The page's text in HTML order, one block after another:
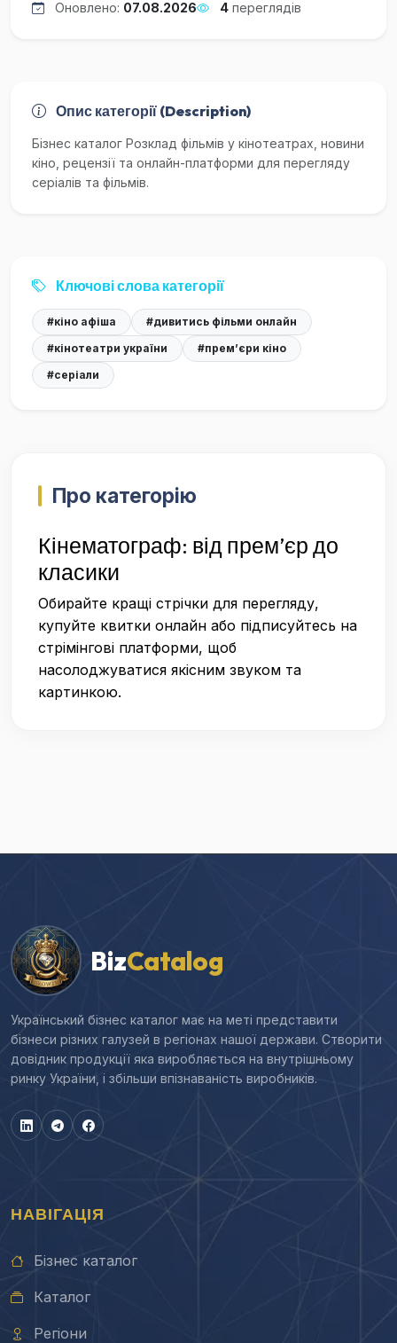
Оновлено: 07.08.2026 4 переглядів
Опис категорії (Description)
Бізнес каталог Розклад фільмів у кінотеатрах, новини
кіно, рецензії та онлайн-платформи для перегляду
серіалів та фільмів.
Ключові слова категорії
#кіно афіша
#дивитись фільми онлайн
#кінотеатри україни
#прем’єри кіно
#серіали
Про категорію
Кінематограф: від прем’єр до
класики
Обирайте кращі стрічки для перегляду,
купуйте квитки онлайн або підписуйтесь на
стрімінгові платформи, щоб
насолоджуватися якісним звуком та
картинкою.
BizCatalog
Український бізнес каталог має на меті представити
бізнеси різних галузей в регіонах нашої держави. Створити
довідник продукції яка виробляється на внутрішньому
ринку України, і збільши впізнаваність виробників.
НАВІГАЦІЯ
Бізнес каталог
Каталог
Регіони